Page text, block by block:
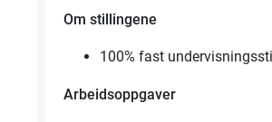
Om stillingene
100% fast
Arbeidsoppgaver